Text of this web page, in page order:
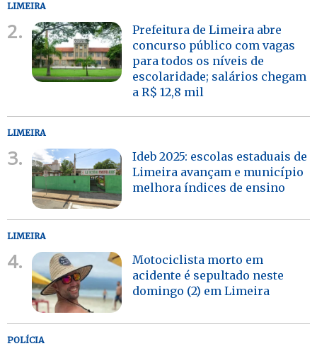
LIMEIRA
2.
Prefeitura de Limeira abre
concurso público com vagas
para todos os níveis de
escolaridade; salários chegam
a R$ 12,8 mil
LIMEIRA
3.
Ideb 2025: escolas estaduais de
Limeira avançam e município
melhora índices de ensino
LIMEIRA
4.
Motociclista morto em
acidente é sepultado neste
domingo (2) em Limeira
POLÍCIA